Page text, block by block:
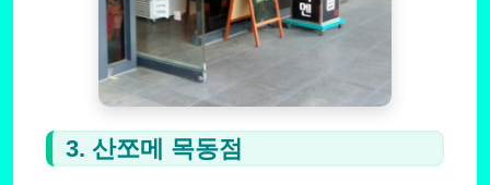
3. 산쪼메 목동점